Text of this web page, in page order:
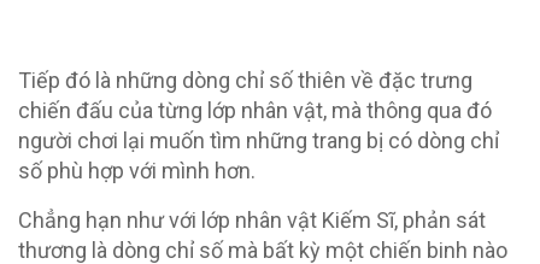
Tiếp đó là những dòng chỉ số thiên về đặc trưng
chiến đấu của từng lớp nhân vật, mà thông qua đó
người chơi lại muốn tìm những trang bị có dòng chỉ
số phù hợp với mình hơn.
Chẳng hạn như với lớp nhân vật Kiếm Sĩ, phản sát
thương là dòng chỉ số mà bất kỳ một chiến binh nào